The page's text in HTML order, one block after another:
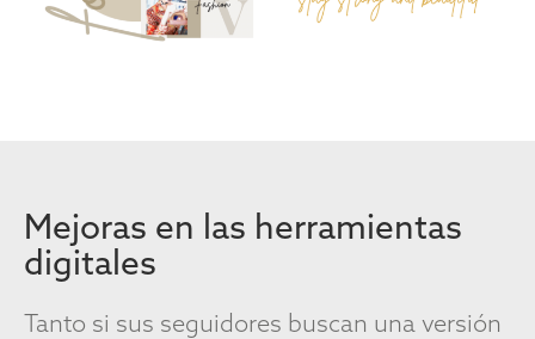
Mejoras en las herramientas
digitales
Tanto si sus seguidores buscan una versión